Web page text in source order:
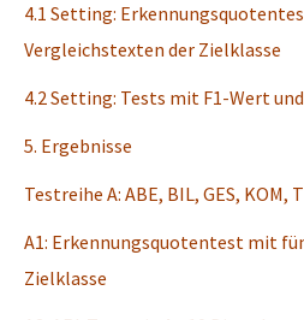
4.1 Setting:
Vergleichstexten der Zielklasse
4.2 Setting: Tests mit F1-Wert
5. Ergebnisse
Testreihe A: ABE, BIL, GES, KOM,
A1: Erkennungsquotentest mit
Zielklasse